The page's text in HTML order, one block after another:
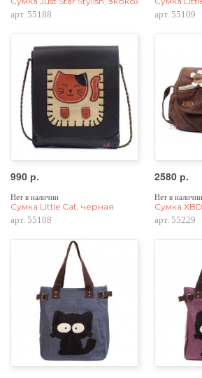
арт. 55188
арт. 55109
990 р.
Нет в наличии
Сумка Little Cat, черная
арт. 55108
2580 р.
Нет в наличии
Сумка
арт. 55229